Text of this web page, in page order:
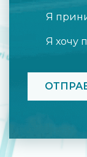
Я
Я хочу